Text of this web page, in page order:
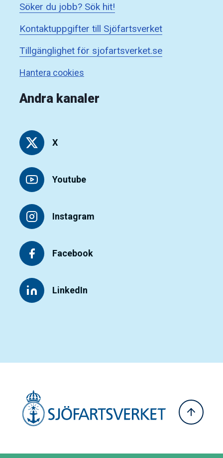
Söker du jobb? Sök hit!
Kontaktuppgifter till Sjöfartsverket
Tillgänglighet för sjofartsverket.se
Hantera cookies
Andra kanaler
X
Youtube
Instagram
Facebook
LinkedIn